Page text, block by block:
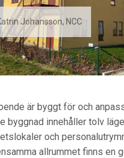
Johansson, NCC
är byggt för och
byggnad innehåller tolv
och
allrummet finns en